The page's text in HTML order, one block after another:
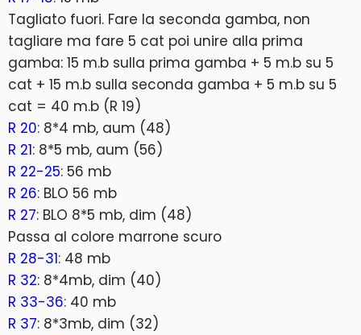
Tagliato fuori. Fare la seconda gamba, non
tagliare ma fare 5 cat poi unire alla prima
gamba: 15 m.b sulla prima gamba + 5 m.b su 5
cat + 15 m.b sulla seconda gamba + 5 m.b su 5
cat = 40 m.b (R 19)
R 20: 8*4 mb, aum (48)
R 21: 8*5 mb, aum (56)
R 22-25: 56 mb
R 26: BLO 56 mb
R 27: BLO 8*5 mb, dim (48)
Passa al colore marrone scuro
R 28-31: 48 mb
R 32: 8*4mb, dim (40)
R 33-36: 40 mb
R 37: 8*3mb, dim (32)